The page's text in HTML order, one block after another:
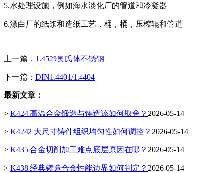
5.水处理设施，例如海水淡化厂的管道和冷凝器
6.漂白厂的纸浆和造纸工艺，桶，桶，压榨辊和管道
上一篇： 1.4529奥氏体不锈钢
下一篇： DIN1.4401/1.4404
最新文章：
> K424 高温合金锻造与铸造该如何取舍？ 2026-05-14
> K4242 大尺寸铸件组织均匀性如何调控？ 2026-05-14
> K435 合金切削加工难点底层原因在哪？ 2026-05-14
> K438 经典铸造合金性能边界如何判定？ 2026-05-14